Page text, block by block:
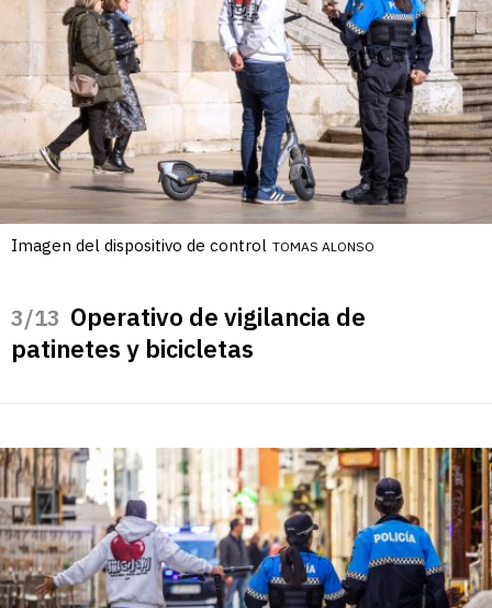
Imagen del dispositivo de control TOMAS ALONSO
/13 Operativo de vigilancia de
patinetes y bicicletas